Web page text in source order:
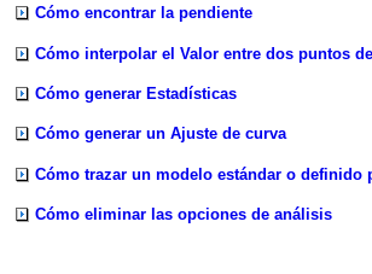
Cómo encontrar la pendiente
Cómo interpolar el Valor entre dos puntos
Cómo generar Estadísticas
Cómo generar un Ajuste de curva
Cómo trazar un modelo estándar o definido
Cómo eliminar las opciones de análisis